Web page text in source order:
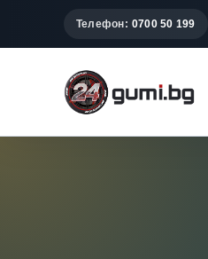
Телефон: 0700 50 199